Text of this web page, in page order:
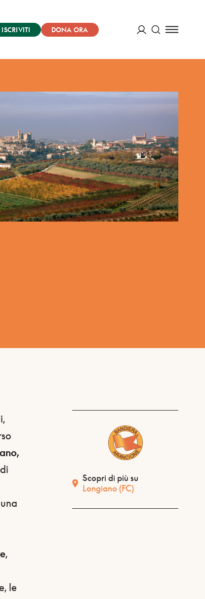
ISCRIVITI
DONA ORA
,
le
Scopri di più su
Longiano(FC)